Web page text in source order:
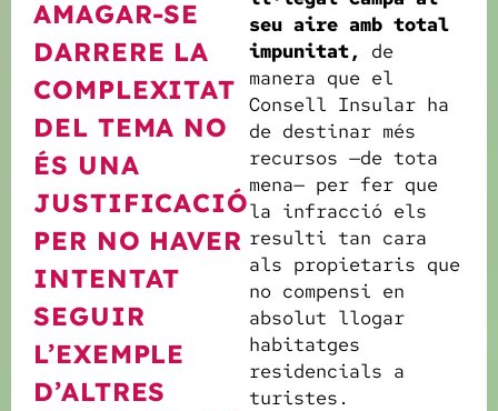
seu aire amb total
impunitat,
de
manera que el
Consell Insular ha
de destinar més
recursos —de tota
mena— per fer que
la infracció els
resulti tan cara
als propietaris que
no compensi en
absolut llogar
habitatges
residencials a
turistes.
AMAGAR-SE
DARRERE LA
COMPLEXITAT
DEL TEMA NO
ÉS UNA
JUSTIFICACIÓ
PER NO HAVER
INTENTAT
SEGUIR
L’EXEMPLE
D’ALTRES